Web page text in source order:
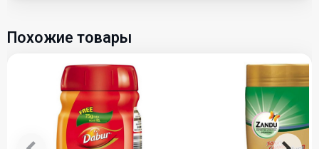
Вы будете первым, оставившим свой отзыв!
Ваше имя (ФИО):
Текст:
Рекомендуемые товары:
Похожие товары